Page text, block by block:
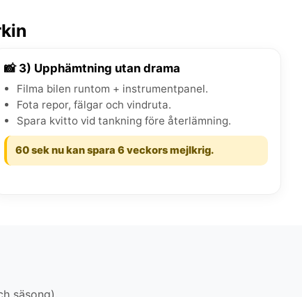
📸 3) Upphämtning utan drama
Filma bilen runtom + instrumentpanel.
Fota repor, fälgar och vindruta.
Spara kvitto vid tankning före återlämning.
60 sek nu kan spara 6 veckors mejlkrig.
säsong).